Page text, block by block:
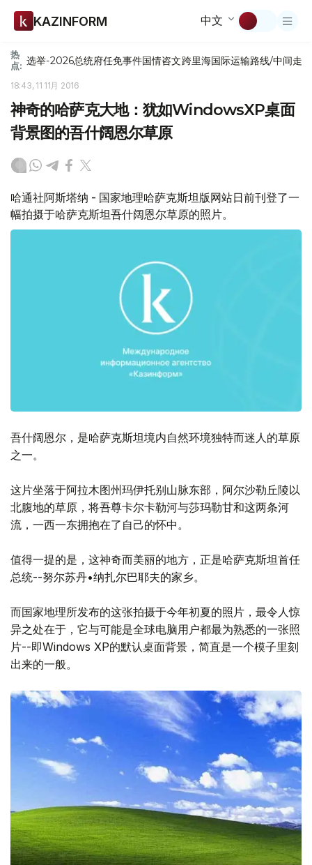
KAZINFORM 中文
热
点: 选举-2026总统府任免事件国情咨文跨里海国际运输路线/中间走廊
18:43, 11 11月 2016
神奇的哈萨克大地：犹如WindowsXP桌面
背景图的吾什阔恩尔草原
哈通社阿斯塔纳 - 国家地理哈萨克斯坦版网站日前刊登了一
幅拍摄于哈萨克斯坦吾什阔恩尔草原的照片。
吾什阔恩尔，是哈萨克斯坦境内自然环境独特而迷人的草原
之一。
这片坐落于阿拉木图州玛伊托别山脉东部，阿尔沙勒丘陵以
北腹地的草原，将吾尊卡尔卡勒河与莎玛勒甘和这两条河
流，一西一东拥抱在了自己的怀中。
值得一提的是，这神奇而美丽的地方，正是哈萨克斯坦首任
总统--努尔苏丹•纳扎尔巴耶夫的家乡。
而国家地理所发布的这张拍摄于今年初夏的照片，最令人惊
异之处在于，它与可能是全球电脑用户都最为熟悉的一张照
片--即Windows XP的默认桌面背景，简直是一个模子里刻
出来的一般。